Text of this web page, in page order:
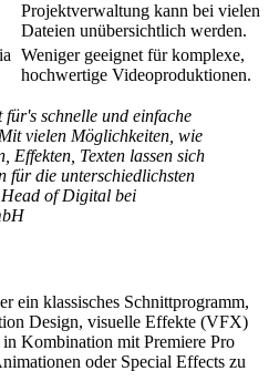
Projektverwaltung kann bei vielen
Dateien unübersichtlich werden.
Weniger geeignet für komplexe,
hochwertige Videoproduktionen.
schnelle und einfache
vielen Möglichkeiten, wie
Effekten, Texten lassen sich
für die unterschiedlichsten
of Digital bei
ein klassisches Schnittprogramm,
Design, visuelle Effekte (VFX)
Kombination mit Premiere Pro
oder Special Effects zu